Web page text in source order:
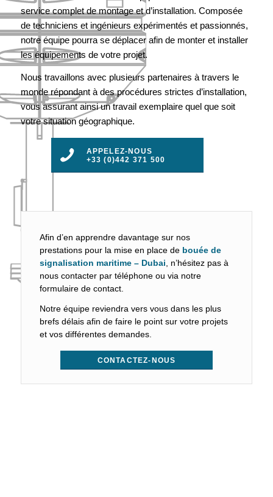
service complet de montage et d’installation. Composée
de techniciens et ingénieurs expérimentés et passionnés,
notre équipe pourra se déplacer afin de monter et installer
les équipements de votre projet.
Nous travaillons avec plusieurs partenaires à travers le
monde répondant à des procédures strictes d’installation,
vous assurant ainsi un travail exemplaire quel que soit
votre situation géographique.
APPELEZ-NOUS
+33 (0)442 371 500
Afin d’en apprendre davantage sur nos
prestations pour la mise en place de bouée de
signalisation maritime – Dubai, n’hésitez pas à
nous contacter par téléphone ou via notre
formulaire de contact.
Notre équipe reviendra vers vous dans les plus
brefs délais afin de faire le point sur votre projets
et vos différentes demandes.
CONTACTEZ-NOUS